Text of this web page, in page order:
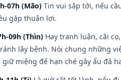
07h (Mão) Tin vui sắp tới, nếu
gặp thuận lợi.
09h (Thìn) Hay tranh luận, cãi
lây bệnh. Nói chung những
miệng để hạn ché gây ẩu đả